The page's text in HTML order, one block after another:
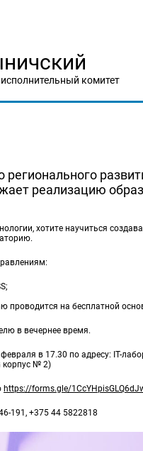
комитет
регионального
реализацию
хотите научиться
проводится на бесплатной
в вечернее время.
в 17.30 по адресу: IT-
корпус № 2)
https://forms.gle/
191, +375 44 5822818